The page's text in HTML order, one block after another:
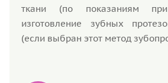
ткани (по показаниям при
изготовление зубных
(если выбран этот метод